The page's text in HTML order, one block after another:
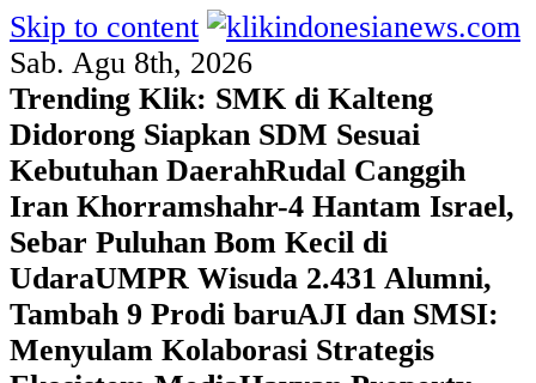
Skip to content
Sab. Agu 8th, 2026
Trending Klik: SMK di Kalteng
Didorong Siapkan SDM Sesuai
Kebutuhan DaerahRudal Canggih
Iran Khorramshahr-4 Hantam Israel,
Sebar Puluhan Bom Kecil di
UdaraUMPR Wisuda 2.431 Alumni,
Tambah 9 Prodi baruAJI dan SMSI:
Menyulam Kolaborasi Strategis